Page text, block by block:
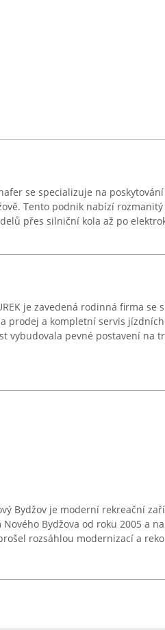
se specializuje na
Tento podnik nabízí
přes silniční kola až po
je zavedená rodinná firma se
prodej a kompletní servis
vybudovala pevné postavení na
Bydžov je moderní rekreační
Nového Bydžova od roku 2005 a
rozsáhlou modernizací a